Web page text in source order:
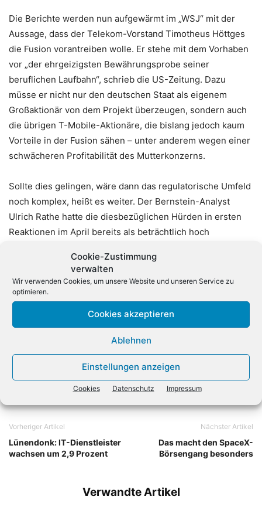
Cookie-Zustimmung
verwalten
Wir verwenden Cookies, um unsere Website und unseren Service zu
optimieren.
Cookies akzeptieren
Ablehnen
Einstellungen anzeigen
Cookies Datenschutz Impressum
Die Berichte werden nun aufgewärmt im „WSJ“ mit der
Aussage, dass der Telekom-Vorstand Timotheus Höttges
die Fusion vorantreiben wolle. Er stehe mit dem Vorhaben
vor „der ehrgeizigsten Bewährungsprobe seiner
beruflichen Laufbahn“, schrieb die US-Zeitung. Dazu
müsse er nicht nur den deutschen Staat als eigenem
Großaktionär von dem Projekt überzeugen, sondern auch
die übrigen T-Mobile-Aktionäre, die bislang jedoch kaum
Vorteile in der Fusion sähen – unter anderem wegen einer
schwächeren Profitabilität des Mutterkonzerns.
Sollte dies gelingen, wäre dann das regulatorische Umfeld
noch komplex, heißt es weiter. Der Bernstein-Analyst
Ulrich Rathe hatte die diesbezüglichen Hürden in ersten
Reaktionen im April bereits als beträchtlich hoch
Experten äußerten damals die Vermutung, dass das Ziel
ist, den Bewertungsabschlag der Telekom im Vergleich zur
US-Tochter zu beseitigen, einfacher an Kapital
heranzukommen und den weltgrößten
Telekommunikationskonzern zu schaffen.
Vorheriger Artikel
Lünendonk: IT-Dienstleister
wachsen um 2,9 Prozent
Nächster Artikel
Das macht den SpaceX-
Börsengang besonders
Verwandte Artikel